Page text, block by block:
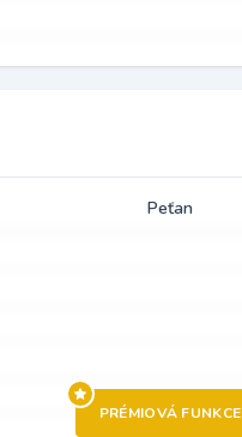
Peťan
PRÉMIOVÁ FUNKCE